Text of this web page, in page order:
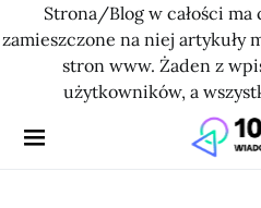
Strona/Blog w całości
zamieszczone na niej artykuły
stron www. Żaden z
użytkowników, a